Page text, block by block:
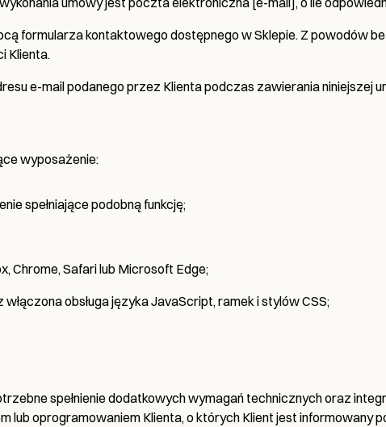
formularza kontaktowego dostępnego w Sklepie. Z powodów
Klienta.
e-mail podanego przez Klienta podczas zawierania niniejszej
wyposażenie:
spełniające podobną funkcję;
Chrome, Safari lub Microsoft Edge;
obsługa języka JavaScript, ramek i stylów CSS;
spełnienie dodatkowych wymagań technicznych oraz
lub oprogramowaniem Klienta, o których Klient jest informowany